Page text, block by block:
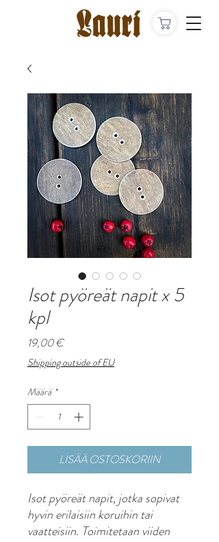
Isot pyöreät napit x 5
kpl
19,00 €Hinta
Shipping outside of EU
Määrä *
LISÄÄ OSTOSKORIIN
Isot pyöreät napit, jotka sopivat
hyvin erilaisiin koruihin tai
vaatteisiin. Toimitetaan viiden